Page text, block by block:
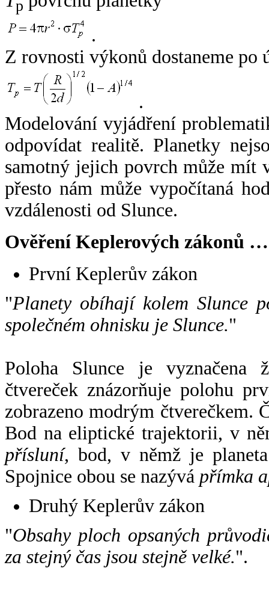
p
.
Z rovnosti výkonů dostaneme po
.
Modelování vyjádření
odpovídat realitě. Planetky
samotný jejich povrch může mít
přesto nám může vypočítaná
vzdálenosti od Slunce.
Ověření Keplerových zákonů …
První Keplerův zákon
"Planety obíhají kolem Slunce
společném ohnisku je Slunce."
Poloha Slunce je vyznačena
čtvereček znázorňuje polohu
zobrazeno modrým čtverečkem.
Bod na eliptické trajektorii, v
přísluní, bod, v němž je
Spojnice obou se nazývá přímka
Druhý Keplerův zákon
"Obsahy ploch opsaných
za stejný čas jsou stejně velké.".